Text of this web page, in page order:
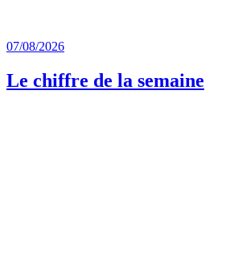
07/08/2026
Le chiffre de la semaine